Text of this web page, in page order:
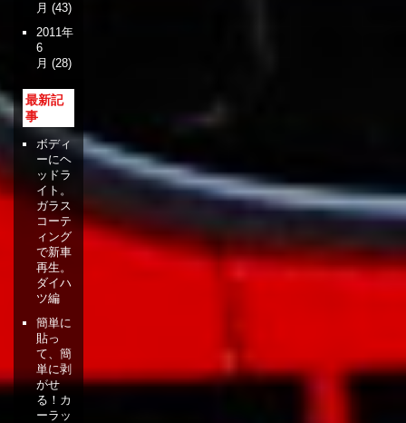
月 (43)
2011年
6
月 (28)
最新記
事
ボディ
ーにヘ
ッドラ
イト。
ガラス
コーテ
ィング
で新車
再生。
ダイハ
ツ編
簡単に
貼っ
て、簡
単に剥
がせ
る！カ
ーラッ